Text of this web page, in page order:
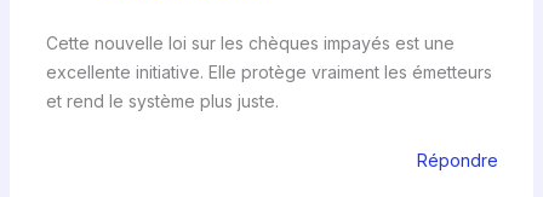
Cette nouvelle loi sur les chèques impayés est une
excellente initiative. Elle protège vraiment les émetteurs
et rend le système plus juste.
Répondre